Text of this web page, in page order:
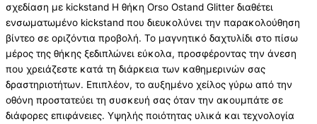
σχεδίαση με kickstand Η θήκη Orso Ostand Glitter διαθέτει
ενσωματωμένο kickstand που διευκολύνει την παρακολούθηση
βίντεο σε οριζόντια προβολή. Το μαγνητικό δαχτυλίδι στο πίσω
μέρος της θήκης ξεδιπλώνει εύκολα, προσφέροντας την άνεση
που χρειάζεστε κατά τη διάρκεια των καθημερινών σας
δραστηριοτήτων. Επιπλέον, το αυξημένο χείλος γύρω από την
οθόνη προστατεύει τη συσκευή σας όταν την ακουμπάτε σε
διάφορες επιφάνειες. Υψηλής ποιότητας υλικά και τεχνολογία